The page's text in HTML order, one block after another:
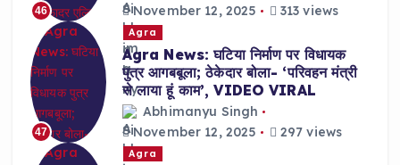
46
November 12, 2025
313 views
47
Agra
Agra News: घटिया निर्माण पर विधायक
पुत्र आगबबूला; ठेकेदार बोला- ‘परिवहन मंत्री
से लाया हूं काम’, VIDEO VIRAL
Abhimanyu Singh
November 12, 2025
297 views
Agra